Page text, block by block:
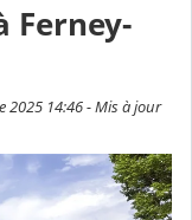
Ferney-
2025 14:46 - Mis à jour